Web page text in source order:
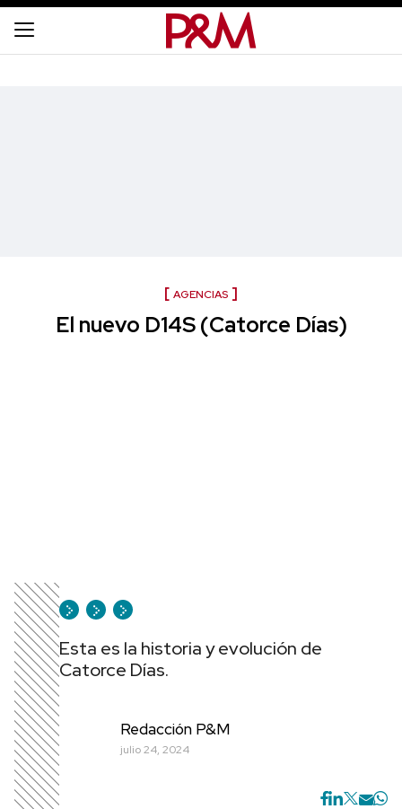
AGENCIAS
El nuevo D14S (Catorce Días)
Esta es la historia y evolución de
Catorce Días.
Redacción P&M
julio 24, 2024